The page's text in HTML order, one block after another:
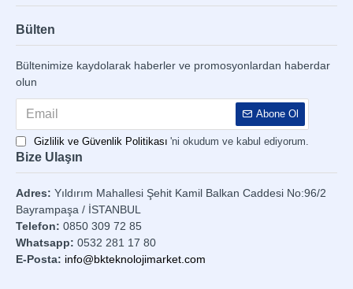
Bülten
Bültenimize kaydolarak haberler ve promosyonlardan haberdar
olun
Abone Ol
Gizlilik ve Güvenlik Politikası 'ni okudum ve kabul ediyorum.
Bize Ulaşın
Adres: Yıldırım Mahallesi Şehit Kamil Balkan Caddesi No:96/2
Bayrampaşa / İSTANBUL
Telefon: 0850 309 72 85
Whatsapp: 0532 281 17 80
E-Posta: info@bkteknolojimarket.com